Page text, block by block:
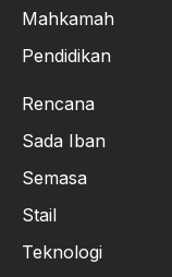
Mahkamah
Pendidikan
Rencana
Sada Iban
Semasa
Stail
Teknologi